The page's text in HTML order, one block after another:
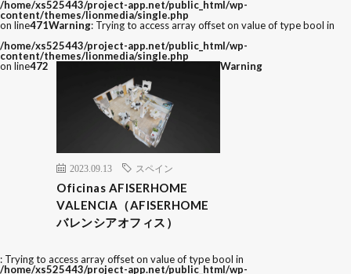
/home/xs525443/project-app.net/public_html/wp-
content/themes/lionmedia/single.php
on line471Warning: Trying to access array offset on value of type bool in
/home/xs525443/project-app.net/public_html/wp-
content/themes/lionmedia/single.php
on line472
2023.09.13 スペイン
Oficinas AFISERHOME
VALENCIA（AFISERHOME
バレンシアオフィス）
Warning
: Trying to access array offset on value of type bool in
/home/xs525443/project-app.net/public_html/wp-